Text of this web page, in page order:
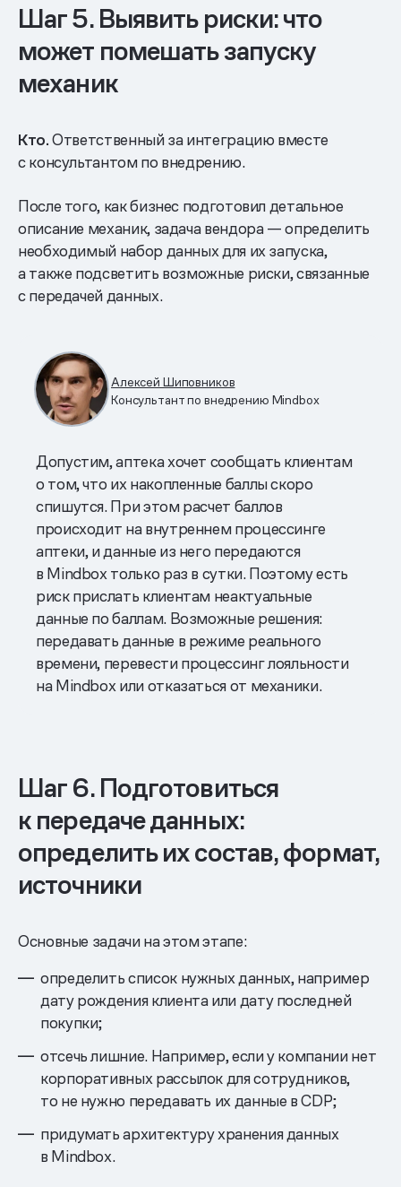
Шаг 5. Выявить риски: что
может помешать запуску
механик
Кто.Ответственный за интеграцию вместе
с консультантом по внедрению.
После того, как бизнес подготовил детальное
описание механик, задача вендора — определить
необходимый набор данных для их запуска,
а также подсветить возможные риски, связанные
с передачей данных.
Алексей Шиповников
Консультант по внедрению Mindbox
Допустим, аптека хочет сообщать клиентам
о том, что их накопленные баллы скоро
спишутся. При этом расчет баллов
происходит на внутреннем процессинге
аптеки, и данные из него передаются
в Mindbox только раз в сутки. Поэтому есть
риск прислать клиентам неактуальные
данные по баллам. Возможные решения:
передавать данные в режиме реального
времени, перевести процессинг лояльности
на Mindbox или отказаться от механики.
Шаг 6. Подготовиться
к передаче данных:
определить их состав, формат,
источники
Основные задачи на этом этапе:
определить список нужных данных, например
дату рождения клиента или дату последней
покупки;
отсечь лишние. Например, если у компании нет
корпоративных рассылок для сотрудников,
то не нужно передавать их данные в CDP;
придумать архитектуру хранения данных
в Mindbox.